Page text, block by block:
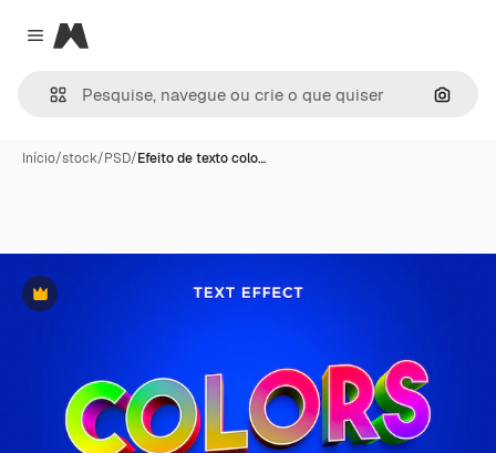
Close menu
Magnific
Início/stock/PSD/Efeito de texto colo…
Premium